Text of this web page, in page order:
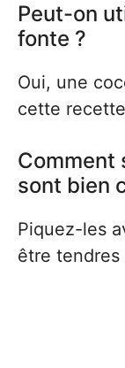
Peut-on
fonte ?
Oui, une
cette
Comment
sont bien
Piquez-les
être tendres